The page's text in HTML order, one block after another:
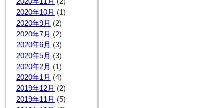
2020年10月 (1)
2020年9月 (2)
2020年7月 (2)
2020年6月 (3)
2020年5月 (3)
2020年2月 (1)
2020年1月 (4)
2019年12月 (2)
2019年11月 (5)